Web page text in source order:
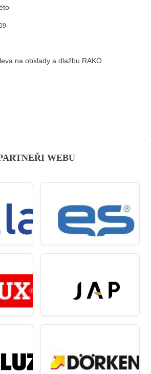
na obklady a dlažbu RAKO
WEBU